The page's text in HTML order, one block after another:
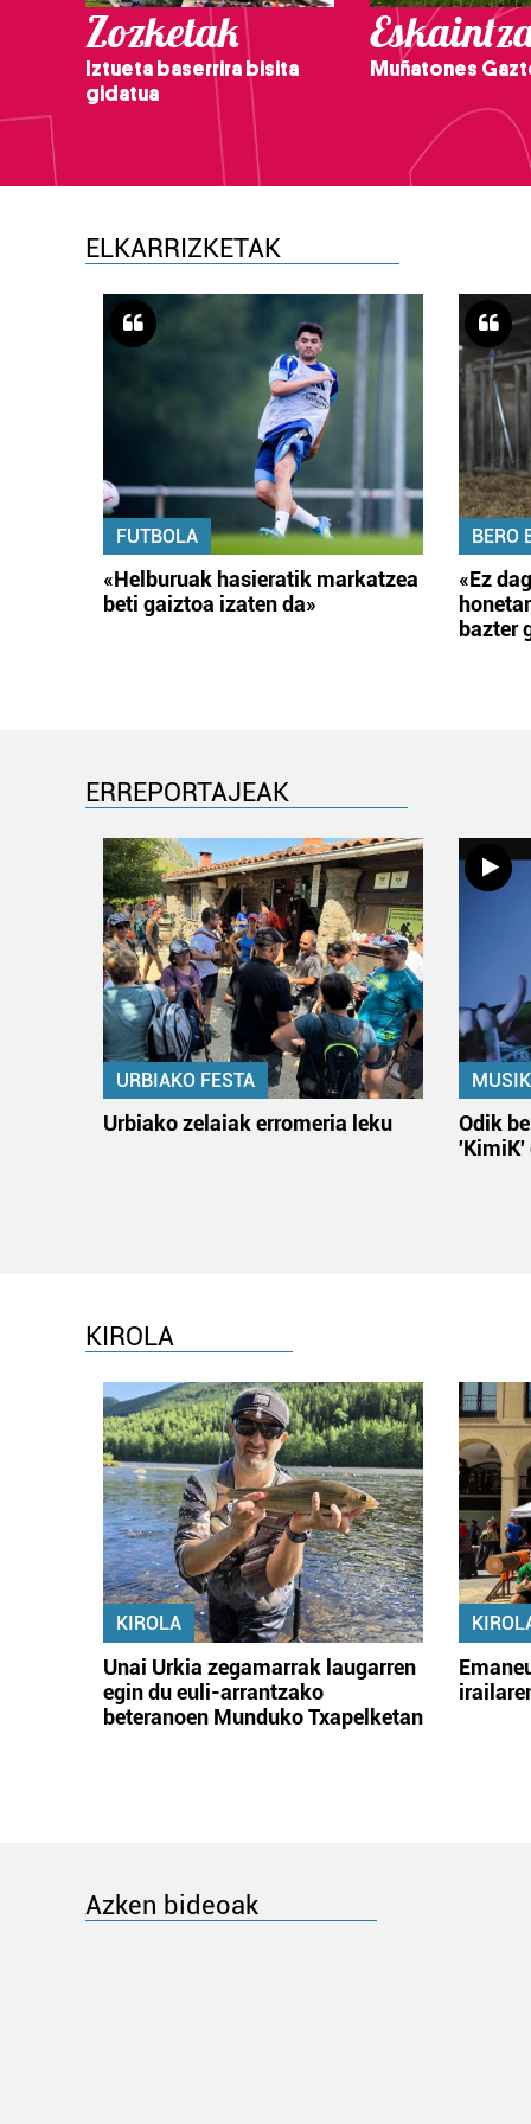
Zozketak
Iztueta baserrira bisita
gidatua
Muñatones
ELKARRIZKETAK
FUTBOLA
«Helburuak hasieratik markatzea
beti gaiztoa izaten da»
BERO
«Ez
bazter
ERREPORTAJEAK
URBIAKO FESTA
Urbiako zelaiak erromeria leku
Odik
'KimiK'
KIROLA
KIROLA
Unai Urkia zegamarrak laugarren
egin du euli-arrantzako
beteranoen Munduko Txapelketan
Azken bideoak